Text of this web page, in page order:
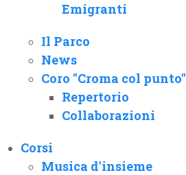
Emigranti
Il Parco
News
Coro "Croma col punto"
Repertorio
Collaborazioni
Corsi
Musica d'insieme